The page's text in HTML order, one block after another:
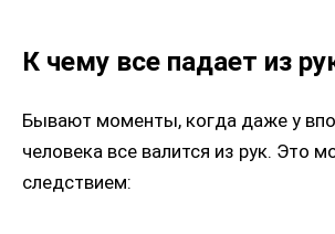
К чему все падает из
Бывают моменты, когда даже у
человека все валится из рук. Это
следствием: